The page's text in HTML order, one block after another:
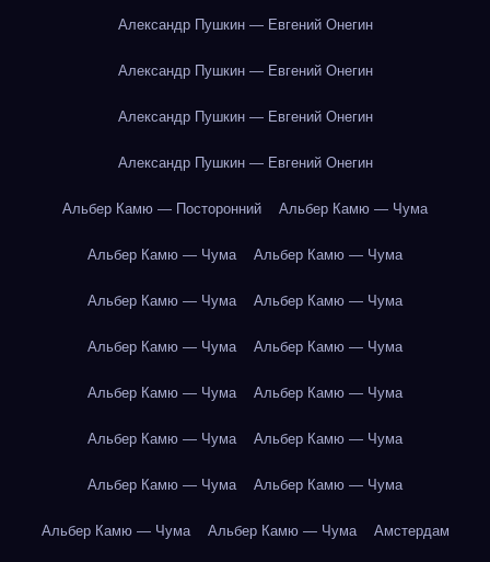
Александр Пушкин — Евгений Онегин
Александр Пушкин — Евгений Онегин
Александр Пушкин — Евгений Онегин
Александр Пушкин — Евгений Онегин
Альбер Камю — Посторонний Альбер Камю — Чума
Альбер Камю — Чума Альбер Камю — Чума
Альбер Камю — Чума Альбер Камю — Чума
Альбер Камю — Чума Альбер Камю — Чума
Альбер Камю — Чума Альбер Камю — Чума
Альбер Камю — Чума Альбер Камю — Чума
Альбер Камю — Чума Альбер Камю — Чума
Альбер Камю — Чума Альбер Камю — Чума Амстердам